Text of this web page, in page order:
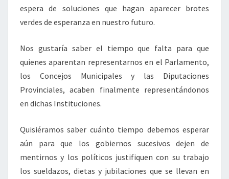
espera de soluciones que hagan aparecer brotes
verdes de esperanza en nuestro futuro.
Nos gustaría saber el tiempo que falta para que
quienes aparentan representarnos en el Parlamento,
los Concejos Municipales y las Diputaciones
Provinciales, acaben finalmente representándonos
en dichas Instituciones.
Quisiéramos saber cuánto tiempo debemos esperar
aún para que los gobiernos sucesivos dejen de
mentirnos y los políticos justifiquen con su trabajo
los sueldazos, dietas y jubilaciones que se llevan en